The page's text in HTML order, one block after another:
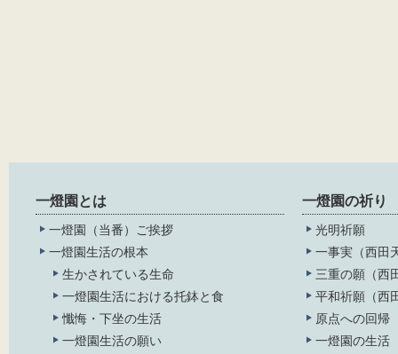
一燈園とは
一燈園（当番）ご挨拶
一燈園生活の根本
生かされている生命
一燈園生活における托鉢と食
懺悔・下坐の生活
一燈園生活の願い
一燈園の祈り
光明祈願
一事実（西田
三重の願（西
平和祈願（西
原点への回帰
一燈園の生活